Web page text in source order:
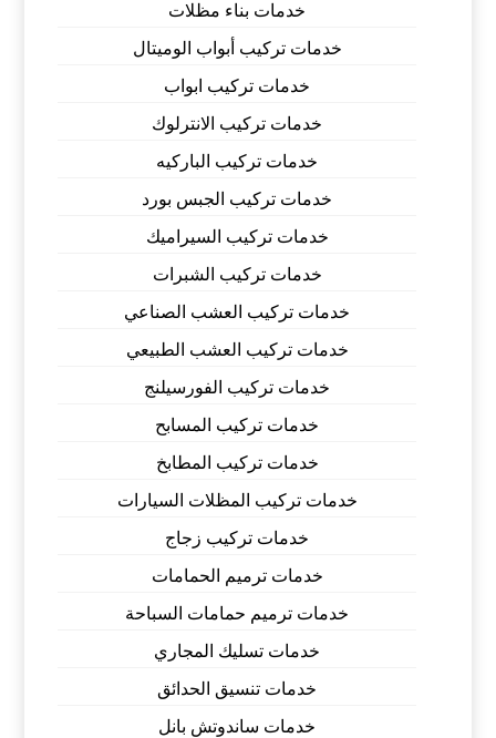
خدمات بناء مظلات
خدمات تركيب أبواب الوميتال
خدمات تركيب ابواب
خدمات تركيب الانترلوك
خدمات تركيب الباركيه
خدمات تركيب الجبس بورد
خدمات تركيب السيراميك
خدمات تركيب الشبرات
خدمات تركيب العشب الصناعي
خدمات تركيب العشب الطبيعي
خدمات تركيب الفورسيلنج
خدمات تركيب المسابح
خدمات تركيب المطابخ
خدمات تركيب المظلات السيارات
خدمات تركيب زجاج
خدمات ترميم الحمامات
خدمات ترميم حمامات السباحة
خدمات تسليك المجاري
خدمات تنسيق الحدائق
خدمات ساندوتش بانل